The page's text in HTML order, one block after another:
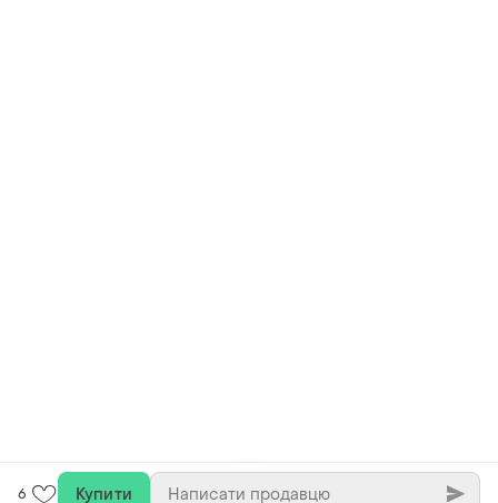
6 Купити